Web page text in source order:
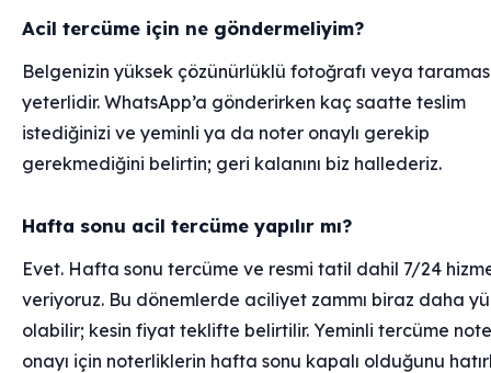
Acil tercüme için ne göndermeliyim?
Belgenizin yüksek çözünürlüklü fotoğrafı veya
yeterlidir. WhatsApp’a gönderirken kaç saatte teslim
istediğinizi ve yeminli ya da noter onaylı gerekip
gerekmediğini belirtin; geri kalanını biz hallederiz.
Hafta sonu acil tercüme yapılır mı?
Evet. Hafta sonu tercüme ve resmi tatil dahil 7/24
veriyoruz. Bu dönemlerde aciliyet zammı biraz daha
olabilir; kesin fiyat teklifte belirtilir. Yeminli tercüme
onayı için noterliklerin hafta sonu kapalı olduğunu